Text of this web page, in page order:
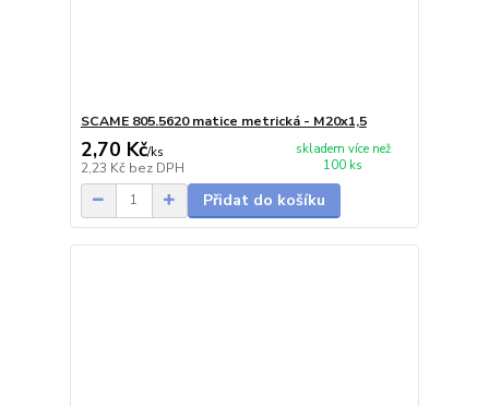
SCAME 805.5620 matice metrická - M20x1,5
2,70 Kč/ks
2,23 Kč bez DPH
skladem více než
100 ks
Přidat do košíku